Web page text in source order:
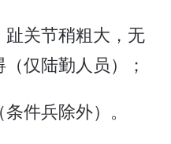
趾关节稍粗大，无
仅陆勤人员）；
件兵除外）。